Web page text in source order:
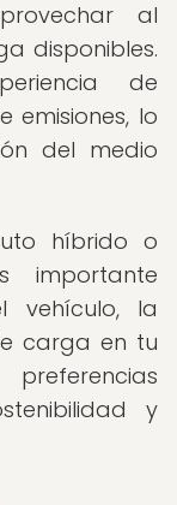
al
disponibles.
de
emisiones, lo
del medio
híbrido o
importante
vehículo, la
carga en tu
y